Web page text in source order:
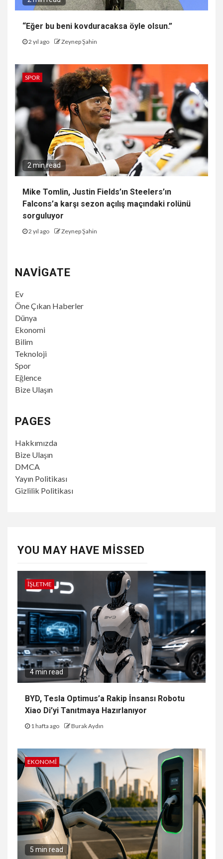
“Eğer bu beni kovduracaksa öyle olsun.”
2 yıl ago Zeynep Şahin
SPOR
2 min read
Mike Tomlin, Justin Fields’ın Steelers’ın
Falcons’a karşı sezon açılış maçındaki rolünü
sorguluyor
2 yıl ago Zeynep Şahin
NAVIGATE
Ev
Öne Çıkan Haberler
Dünya
Ekonomi
Bilim
Teknoloji
Spor
Eğlence
Bize Ulaşın
PAGES
Hakkımızda
Bize Ulaşın
DMCA
Yayın Politikası
Gizlilik Politikası
YOU MAY HAVE MISSED
İŞLETME
4 min read
BYD, Tesla Optimus’a Rakip İnsansı Robotu
Xiao Di’yi Tanıtmaya Hazırlanıyor
1 hafta ago Burak Aydın
EKONOMI
5 min read